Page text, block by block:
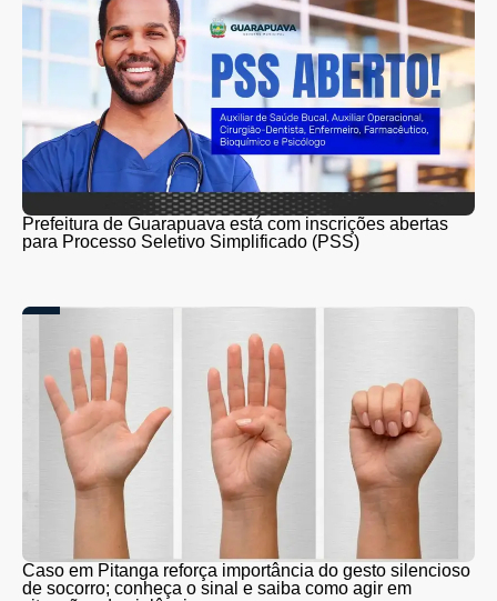
Prefeitura de Guarapuava está com inscrições abertas
para Processo Seletivo Simplificado (PSS)
Caso em Pitanga reforça importância do gesto silencioso
de socorro; conheça o sinal e saiba como agir em